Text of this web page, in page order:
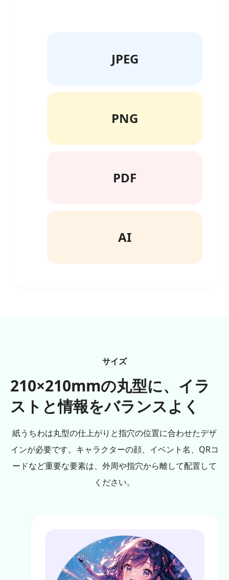
JPEG
PNG
PDF
AI
サイズ
210×210mmの丸型に、イラ
ストと情報をバランスよく
紙うちわは丸型の仕上がりと指穴の位置に合わせたデザ
インが必要です。キャラクターの顔、イベント名、QRコ
ードなど重要な要素は、外周や指穴から離して配置して
ください。